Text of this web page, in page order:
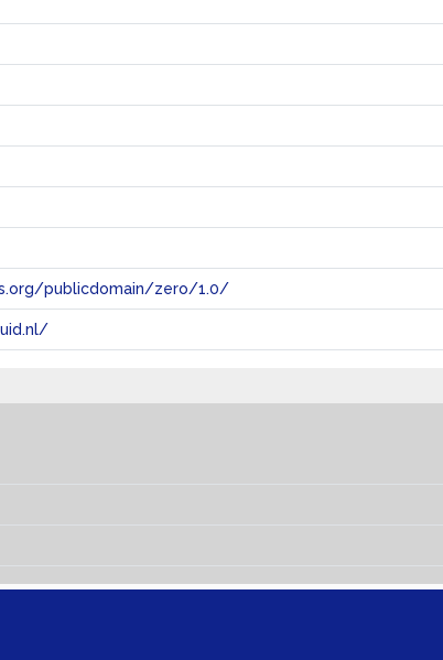
publicdomain/zero/1.0/